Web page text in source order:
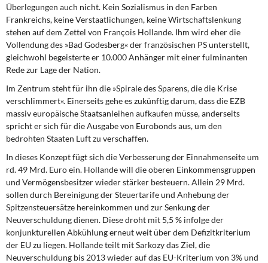
Institut Solidarische Moderne
Rosa-Luxemburg-Stiftung
Über mich
Kontakt
Überlegungen auch nicht. Kein Sozialismus in den Farben
Frankreichs, keine Verstaatlichungen, keine Wirtschaftslenkung
stehen auf dem Zettel von François Hollande. Ihm wird eher die
Vollendung des »Bad Godesberg« der französischen PS unterstellt,
gleichwohl begeisterte er 10.000 Anhänger mit einer fulminanten
Rede zur Lage der Nation.
Im Zentrum steht für ihn die »Spirale des Sparens, die die Krise
verschlimmert«. Einerseits gehe es zukünftig darum, dass die EZB
massiv europäische Staatsanleihen aufkaufen müsse, anderseits
spricht er sich für die Ausgabe von Eurobonds aus, um den
bedrohten Staaten Luft zu verschaffen.
In dieses Konzept fügt sich die Verbesserung der Einnahmenseite um
rd. 49 Mrd. Euro ein. Hollande will die oberen Einkommensgruppen
und Vermögensbesitzer wieder stärker besteuern. Allein 29 Mrd.
sollen durch Bereinigung der Steuertarife und Anhebung der
Spitzensteuersätze hereinkommen und zur Senkung der
Neuverschuldung dienen. Diese droht mit 5,5 % infolge der
konjunkturellen Abkühlung erneut weit über dem Defizitkriterium
der EU zu liegen. Hollande teilt mit Sarkozy das Ziel, die
Neuverschuldung bis 2013 wieder auf das EU-Kriterium von 3% und